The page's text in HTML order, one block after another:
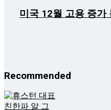
미국 12월 고용 증
Recommended